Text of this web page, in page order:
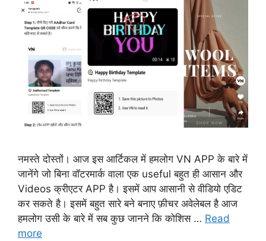
नमस्ते दोस्तों। आज इस आर्टिकल में हमलोग VN APP के बारे में
जानेंगे जो बिना वॉटरमार्क वाला एक useful बहुत ही आसान और
Videos क्रीएटर APP है। इसमें आप आसानी से वीडियो एडिट
कर सकते है। इसमें बहुत सारे बने बनाए फ़ीचर अवेलेबल है आज
हमलोग उसी के बारे में सब कुछ जानने कि कोशिस … Read
more